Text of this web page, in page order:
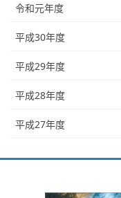
令和元年度
平成30年度
平成29年度
平成28年度
平成27年度